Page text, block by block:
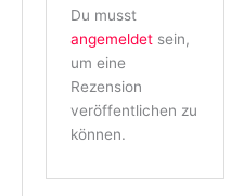
Du musst
angemeldet sein,
um eine
Rezension
veröffentlichen zu
können.